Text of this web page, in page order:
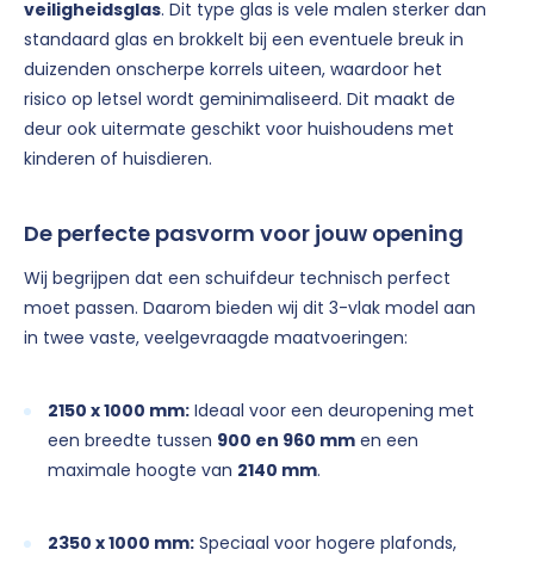
veiligheidsglas. Dit type glas is vele malen sterker dan
standaard glas en brokkelt bij een eventuele breuk in
duizenden onscherpe korrels uiteen, waardoor het
risico op letsel wordt geminimaliseerd. Dit maakt de
deur ook uitermate geschikt voor huishoudens met
kinderen of huisdieren.
De perfecte pasvorm voor jouw opening
Wij begrijpen dat een schuifdeur technisch perfect
moet passen. Daarom bieden wij dit 3-vlak model aan
in twee vaste, veelgevraagde maatvoeringen:
2150 x 1000 mm: Ideaal voor een deuropening met
een breedte tussen 900 en 960 mm en een
maximale hoogte van 2140 mm.
2350 x 1000 mm: Speciaal voor hogere plafonds,